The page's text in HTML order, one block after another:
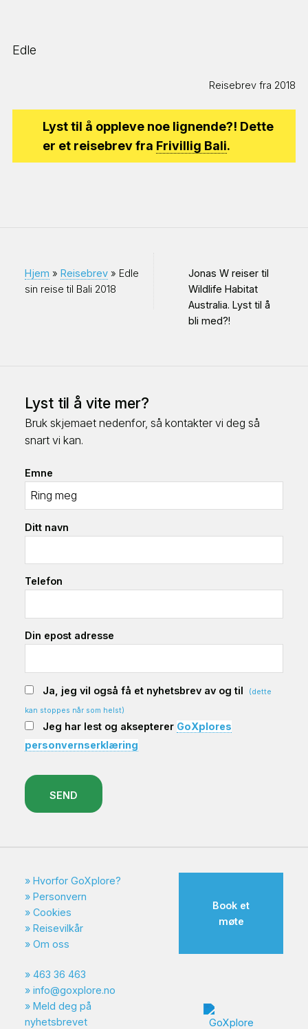
Edle
Reisebrev fra 2018
Lyst til å oppleve noe lignende?! Dette
er et reisebrev fra Frivillig Bali.
Hjem » Reisebrev » Edle
sin reise til Bali 2018
Jonas W reiser til
Wildlife Habitat
Australia. Lyst til å
bli med?!
Lyst til å vite mer?
Bruk skjemaet nedenfor, så kontakter vi deg så
snart vi kan.
Emne
Ditt navn
Telefon
Din epost adresse
Ja, jeg vil også få et nyhetsbrev av og til (dette
kan stoppes når som helst)
Jeg har lest og aksepterer GoXplores
personvernserklæring
SEND
Hvorfor GoXplore?
Personvern
Cookies
Reisevilkår
Om oss
463 36 463
info@goxplore.no
Meld deg på
nyhetsbrevet
Book et
møte